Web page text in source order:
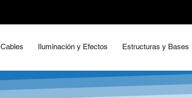
Cables Iluminación y Efectos Estructuras y Bases